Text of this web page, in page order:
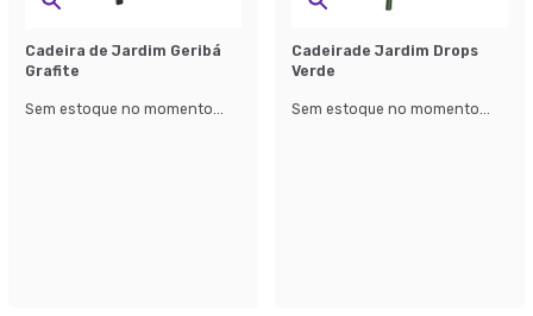
Cadeira de Jardim Geribá
Grafite
Sem estoque no momento...
Cadeirade Jardim Drops
Verde
Sem estoque no momento...